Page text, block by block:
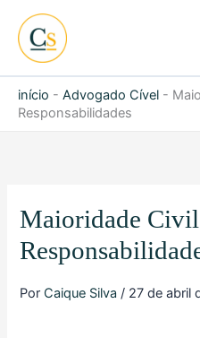
para
conteúdo
início - Advogado Cível -
Responsabilidades
Maioridade Civil
Por Caique Silva/ 27 de abril